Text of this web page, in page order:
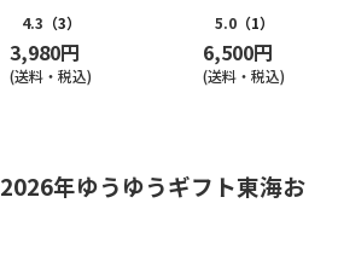
4.3 （3）
3,980円
(送料・税込)
5.0 （1）
6,500円
(送料・税込)
年ゆうゆうギフト東海お